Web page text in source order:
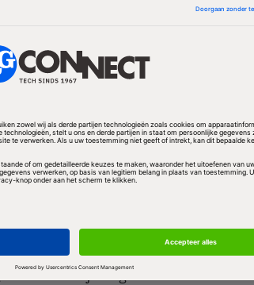
uitspraak, maar stemmen in
hebben. Volgens ingewijden kan
zijn de overeenkomst te
Google de uitingen van zijn
van Yahoo!. Yahoo! verwacht
kanaal. De strategie levert Yahoo!
een onvrijwillige overname door